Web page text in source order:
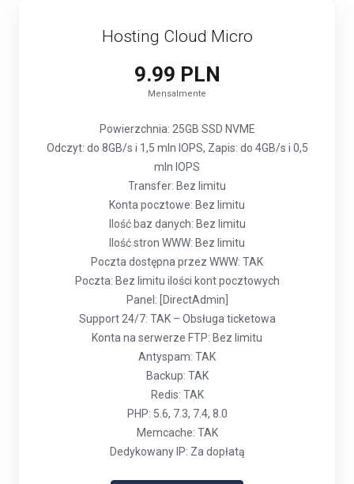
Hosting Cloud Micro
9.99 PLN
Mensalmente
Powierzchnia: 25GB SSD NVME
Odczyt: do 8GB/s i 1,5 mln IOPS, Zapis: do 4GB/s i 0,5
mln IOPS
Transfer: Bez limitu
Konta pocztowe: Bez limitu
Ilość baz danych: Bez limitu
Ilość stron WWW: Bez limitu
Poczta dostępna przez WWW: TAK
Poczta: Bez limitu ilości kont pocztowych
Panel: [DirectAdmin]
Support 24/7: TAK – Obsługa ticketowa
Konta na serwerze FTP: Bez limitu
Antyspam: TAK
Backup: TAK
Redis: TAK
PHP: 5.6, 7.3, 7.4, 8.0
Memcache: TAK
Dedykowany IP: Za dopłatą